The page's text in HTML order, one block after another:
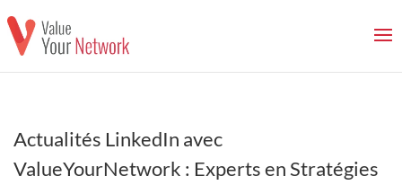
Actualités LinkedIn avec
ValueYourNetwork : Experts en Stratégies